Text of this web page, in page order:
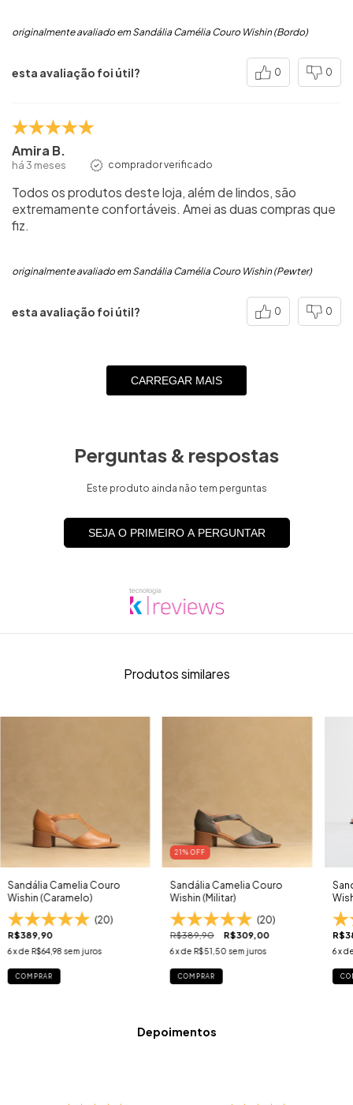
originalmente avaliado em Sandália Camélia Couro Wishin (Bordo)
esta avaliação foi útil? 0 0
Amira B.
há 3 meses comprador verificado
Todos os produtos deste loja, além de lindos, são
extremamente confortáveis. Amei as duas compras que
fiz.
originalmente avaliado em Sandália Camélia Couro Wishin (Pewter)
esta avaliação foi útil? 0 0
CARREGAR MAIS
Perguntas & respostas
Este produto ainda não tem perguntas
SEJA O PRIMEIRO A PERGUNTAR
Produtos similares
Sandália Camelia Couro
Wishin (Caramelo)
(20)
R$389,90
6x de R$64,98 sem juros
COMPRAR
21% OFF
Sandália Camelia Couro
Wishin (Militar)
(20)
R$389,90 R$309,00
6x de R$51,50 sem juros
COMPRAR
6 x
Depoimentos